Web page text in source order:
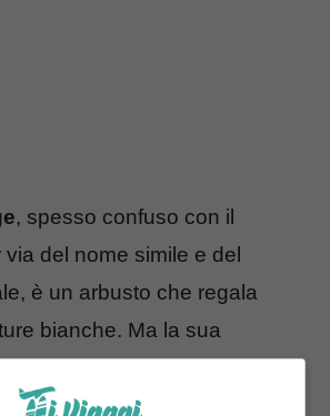
, spesso confuso con il
del nome simile e del
è un arbusto che regala
bianche. Ma la sua
ferma qui: i suoi fiori e le sue
preziosi principi attivi che li